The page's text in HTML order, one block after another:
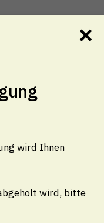
✕
wird Ihnen
wird, bitte